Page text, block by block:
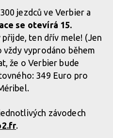
v Meribelu a Verbieru
v Meribelu a Verbieru
jezdců ve Verbier a
se otevírá 15.
přijde, ten dřív mele! (Jen
vyprodáno během
že o Verbier bude
349 Euro pro
závodech
.